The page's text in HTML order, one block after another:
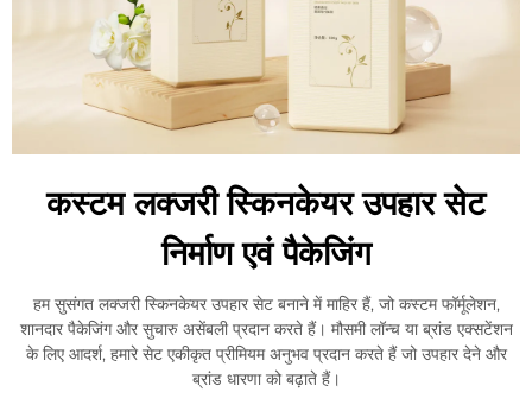
कस्टम लक्जरी स्किनकेयर उपहार सेट
निर्माण एवं पैकेजिंग
हम सुसंगत लक्जरी स्किनकेयर उपहार सेट बनाने में माहिर हैं, जो कस्टम फॉर्मूलेशन,
शानदार पैकेजिंग और सुचारु असेंबली प्रदान करते हैं। मौसमी लॉन्च या ब्रांड एक्सटेंशन
के लिए आदर्श, हमारे सेट एकीकृत प्रीमियम अनुभव प्रदान करते हैं जो उपहार देने और
ब्रांड धारणा को बढ़ाते हैं।